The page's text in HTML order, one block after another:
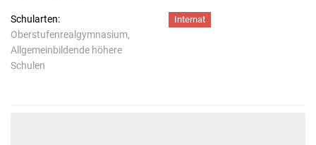
Schularten:
Oberstufenrealgymnasium,
Allgemeinbildende höhere
Schulen
Internat